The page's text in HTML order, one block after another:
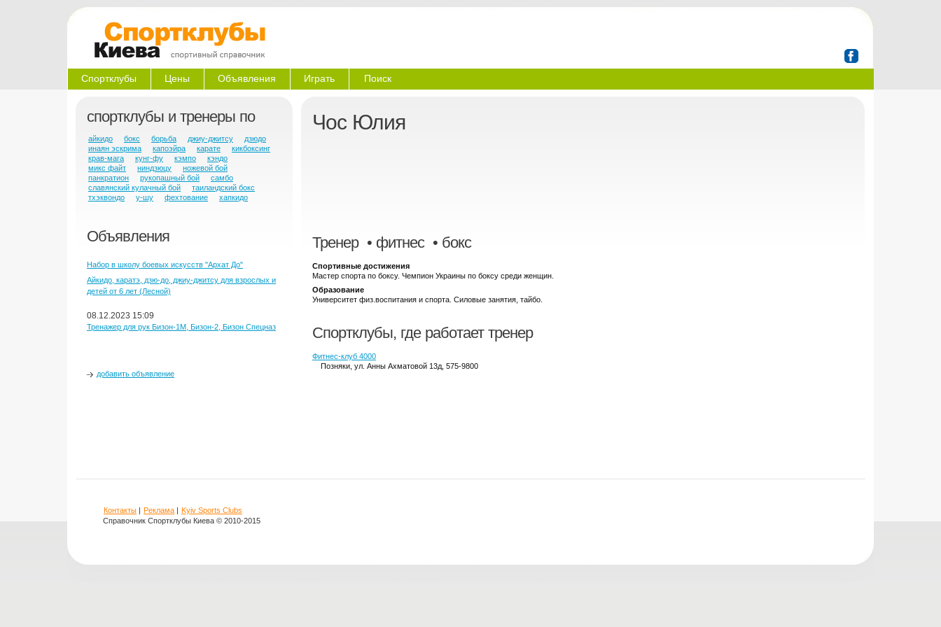
Спортклубы Цены Объявления Играть Поиск
спортклубы и тренеры по
айкидо бокс борьба джиу-джитсу
дзюдо
инаян эскрима
капоэйра карате
кикбоксинг
крав-мага
кунг-фу кэмпо
кэндо
микс файт
ниндзюцу
ножевой бой
панкратион
рукопашный бой
самбо
славянский кулачный бой
таиландский бокс
тхэквондо
у-шу фехтование хапкидо
Объявления
Набор в школу боевых искусств "Архат До"
Айкидо, каратэ, дзю-до, джиу-джитсу для взрослых и
детей от 6 лет (Лесной)
08.12.2023 15:09
Тренажер для рук Бизон-1М, Бизон-2, Бизон Спецназ
добавить объявление
Чос Юлия
Тренер• фитнес • бокс
Спортивные достижения
Мастер спорта по боксу. Чемпион Украины по боксу среди женщин.
Образование
Университет физ.воспитания и спорта. Силовые занятия, тайбо.
Спортклубы, где работает тренер
Фитнес-клуб 4000
Позняки , ул. Анны Ахматовой 13д, 575-9800
Контакты | Реклама | Kyiv Sports Clubs
Справочник Спортклубы Киева © 2010-2015